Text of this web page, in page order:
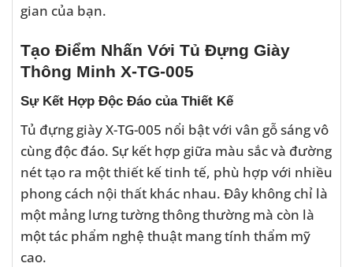
gian của bạn.
Tạo Điểm Nhấn Với Tủ Đựng Giày
Thông Minh X-TG-005
Sự Kết Hợp Độc Đáo của Thiết Kế
Tủ đựng giày X-TG-005 nổi bật với vân gỗ sáng vô
cùng độc đáo. Sự kết hợp giữa màu sắc và đường
nét tạo ra một thiết kế tinh tế, phù hợp với nhiều
phong cách nội thất khác nhau. Đây không chỉ là
một mảng lưng tường thông thường mà còn là
một tác phẩm nghệ thuật mang tính thẩm mỹ
cao.